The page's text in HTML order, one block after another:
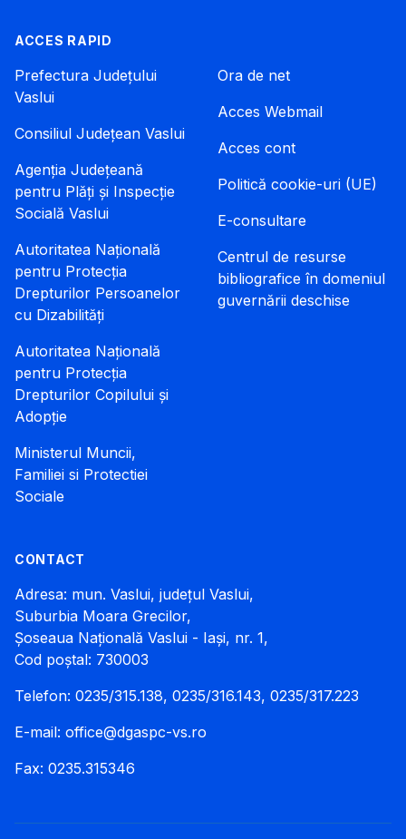
ACCES RAPID
Prefectura Județului
Vaslui
Consiliul Județean Vaslui
Agenția Județeană
pentru Plăți și Inspecție
Socială Vaslui
Autoritatea Națională
pentru Protecția
Drepturilor Persoanelor
cu Dizabilități
Autoritatea Națională
pentru Protecția
Drepturilor Copilului și
Adopție
Ministerul Muncii,
Familiei si Protectiei
Sociale
Ora de net
Acces Webmail
Acces cont
Politică cookie-uri (UE)
E-consultare
Centrul de resurse
bibliografice în domeniul
guvernării deschise
CONTACT
Adresa: mun. Vaslui, județul Vaslui,
Suburbia Moara Grecilor,
Șoseaua Națională Vaslui - Iași, nr. 1,
Cod poștal: 730003
Telefon: 0235/315.138, 0235/316.143, 0235/317.223
E-mail: office@dgaspc-vs.ro
Fax: 0235.315346